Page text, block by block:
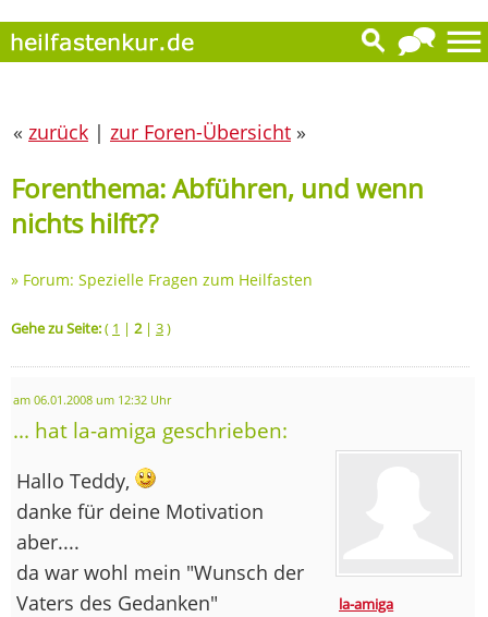
« zurück | zur Foren-Übersicht »
Forenthema: Abführen, und wenn
nichts hilft??
» Forum: Spezielle Fragen zum Heilfasten
Gehe zu Seite:( 1 | 2| 3)
am 06.01.2008 um 12:32 Uhr
... hat la-amiga geschrieben:
la-amiga
Hallo Teddy,
danke für deine Motivation
aber....
da war wohl mein "Wunsch der
Vaters des Gedanken"